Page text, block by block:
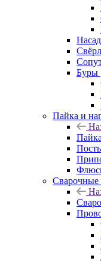
Буры
Пайка и
Сварочные